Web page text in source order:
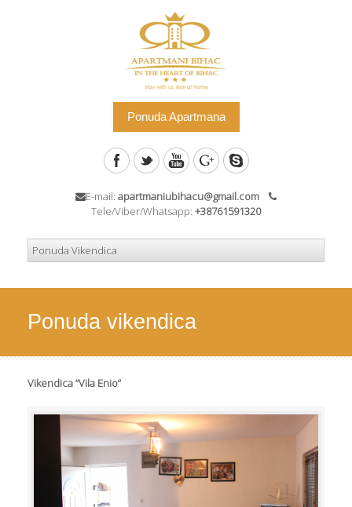
Ponuda Apartmana
E-mail: apartmaniubihacu@gmail.com
Tele/Viber/Whatsapp: +38761591320
Ponuda vikendica
Vikendica “Vila Enio”